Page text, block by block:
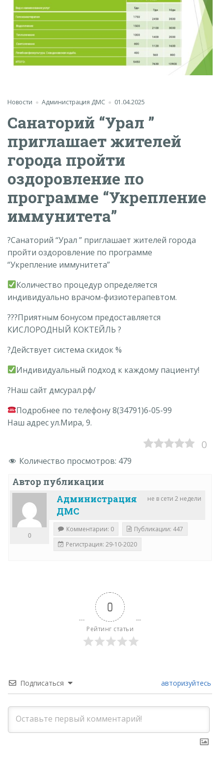
Новости Администрация ДМС 01.04.2025
Санаторий “Урал ”
приглашает жителей
города пройти
оздоровление по
программе “Укрепление
иммунитета”
?Санаторий “Урал ” приглашает жителей города
пройти оздоровление по программе
“Укрепление иммунитета”
Количество процедур определяется
индивидуально врачом-физиотерапевтом.
???Приятным бонусом предоставляется
КИСЛОРОДНЫЙ КОКТЕЙЛЬ ?
?Действует система скидок %
Индивидуальный подход к каждому пациенту!
?Наш сайт дмсурал.рф/
Подробнее по телефону 8(34791)6-05-99
Наш адрес ул.Мира, 9.
0
Количество просмотров: 479
Автор публикации
не в сети 2 недели
Администрация
ДМС
0
Комментарии: 0
Публикации: 447
Регистрация: 29-10-2020
0
Рейтинг статьи
Подписаться авторизуйтесь